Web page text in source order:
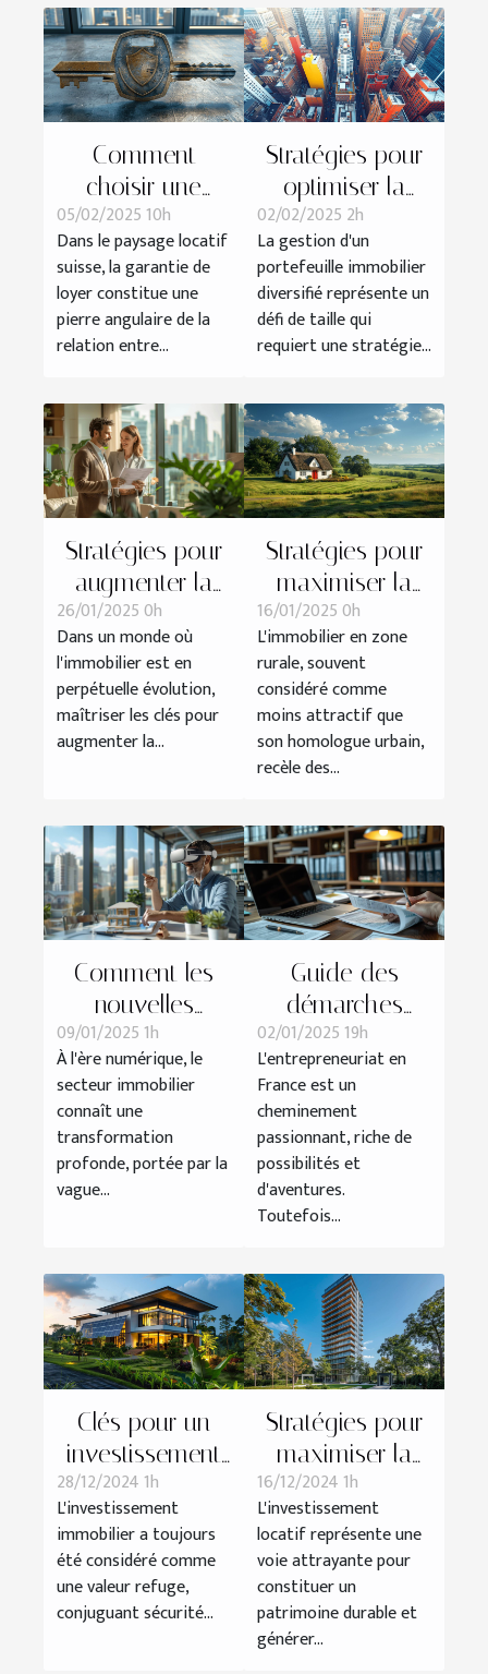
Comment
choisir une
garantie de
loyer flexible et
sans dépôt en
Suisse
05/02/2025 10h
Dans le paysage locatif
suisse, la garantie de
loyer constitue une
pierre angulaire de la
relation entre...
Stratégies pour
optimiser la
gestion d'un
portefeuille
immobilier
diversifié
02/02/2025 2h
La gestion d'un
portefeuille immobilier
diversifié représente un
défi de taille qui
requiert une stratégie...
Stratégies pour
augmenter la
rentabilité des
propriétés
locatives
26/01/2025 0h
Dans un monde où
l'immobilier est en
perpétuelle évolution,
maîtriser les clés pour
augmenter la...
Stratégies pour
maximiser la
rentabilité des
biens
immobiliers en
zone rurale
16/01/2025 0h
L'immobilier en zone
rurale, souvent
considéré comme
moins attractif que
son homologue urbain,
recèle des...
Comment les
nouvelles
technologies
transforment les
transactions
immobilières
09/01/2025 1h
À l'ère numérique, le
secteur immobilier
connaît une
transformation
profonde, portée par la
vague...
Guide des
démarches
légales pour
lancer une
entreprise en
France
02/01/2025 19h
L'entrepreneuriat en
France est un
cheminement
passionnant, riche de
possibilités et
d'aventures.
Toutefois...
Clés pour un
investissement
immobilier
durable et
profitable
28/12/2024 1h
L'investissement
immobilier a toujours
été considéré comme
une valeur refuge,
conjuguant sécurité...
Stratégies pour
maximiser la
rentabilité d'un
investissement
locatif
16/12/2024 1h
L'investissement
locatif représente une
voie attrayante pour
constituer un
patrimoine durable et
générer...